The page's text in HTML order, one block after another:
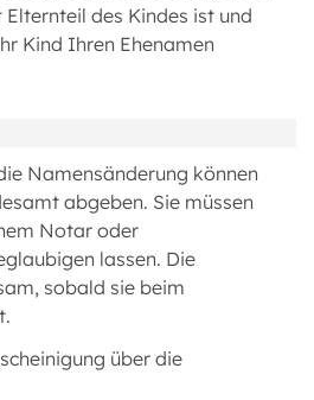
des Kindes ist und
Kind Ihren Ehenamen
Namensänderung können
abgeben. Sie müssen
Notar oder
lassen. Die
sobald sie beim
über die